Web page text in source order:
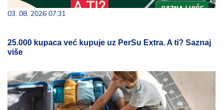
03. 08. 2026 07:31
25.000 kupaca već kupuje uz PerSu Extra. A ti? Saznaj
više